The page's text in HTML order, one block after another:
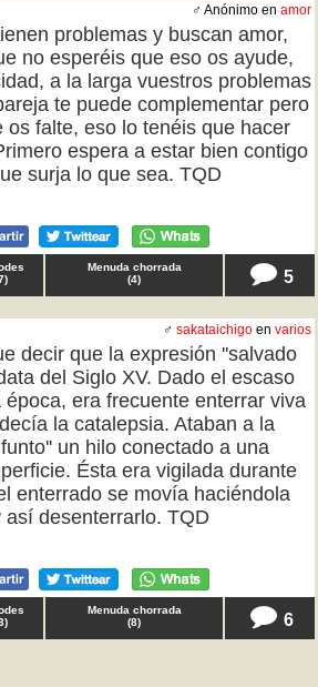
♂ Anónimo en amor
problemas y buscan amor,
no esperéis que eso os ayude,
a la larga vuestros problemas
te puede complementar pero
os falte, eso lo tenéis que hacer
espera a estar bien contigo
surja lo que sea. TQD
)
Menuda chorrada
(4) 5
♂ sakataichigo en varios
decir que la expresión ''salvado
del Siglo XV. Dado el escaso
era frecuente enterrar viva
la catalepsia. Ataban a la
un hilo conectado a una
Ésta era vigilada durante
enterrado se movía haciéndola
así desenterrarlo. TQD
)
Menuda chorrada
(8) 6